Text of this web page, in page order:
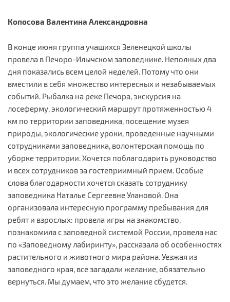
Копосова Валентина Александровна
В конце июня группа учащихся Зеленецкой школы
провела в Печоро-Илычском заповеднике. Неполных два
дня показались всем целой неделей. Потому что они
вместили в себя множество интересных и незабываемых
событий. Рыбалка на реке Печора, экскурсия на
лосеферму, экологический маршрут протяженностью 4
км по территории заповедника, посещение музея
природы, экологические уроки, проведенные научными
сотрудниками заповедника, волонтерская помощь по
уборке территории. Хочется поблагодарить руководство
и всех сотрудников за гостеприимный прием. Особые
слова благодарности хочется сказать сотруднику
заповедника Наталье Сергеевне Улановой. Она
организовала интересную программу пребывания для
ребят и взрослых: провела игры на знакомство,
познакомила с заповедной системой России, провела нас
по «Заповедному лабиринту», рассказала об особенностях
растительного и животного мира района. Уезжая из
заповедного края, все загадали желание, обязательно
вернуться. Мы думаем, что это желание сбудется.